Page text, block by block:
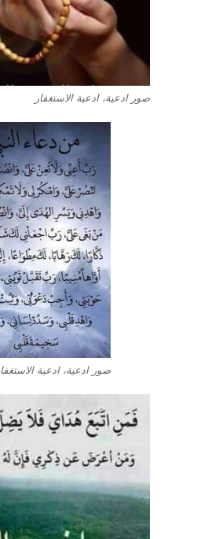
صور ادعية، ادعية الاستغفار
صور ادعية، ادعية